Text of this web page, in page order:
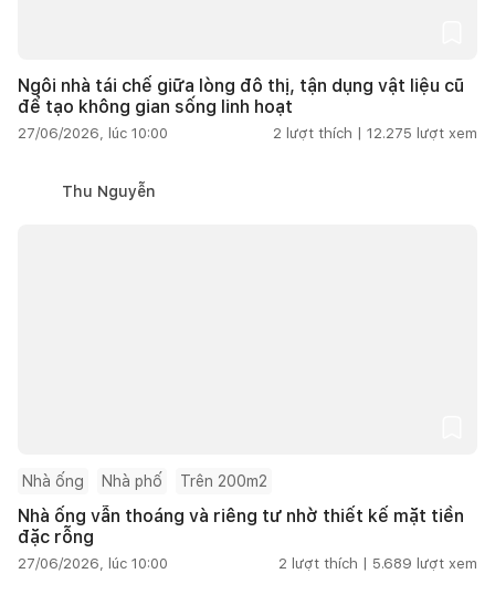
Ngôi nhà tái chế giữa lòng đô thị, tận dụng vật liệu cũ
để tạo không gian sống linh hoạt
27/06/2026, lúc 10:00 2 lượt thích | 12.275 lượt xem
Thu Nguyễn
Nhà ống Nhà phố Trên 200m2
Nhà ống vẫn thoáng và riêng tư nhờ thiết kế mặt tiền
đặc rỗng
27/06/2026, lúc 10:00 2 lượt thích | 5.689 lượt xem